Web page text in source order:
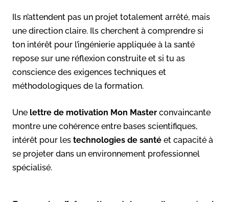
Ils n’attendent pas un projet totalement arrêté, mais
une direction claire. Ils cherchent à comprendre si
ton intérêt pour l’ingénierie appliquée à la santé
repose sur une réflexion construite et si tu as
conscience des exigences techniques et
méthodologiques de la formation.
Une lettre de motivation Mon Master convaincante
montre une cohérence entre bases scientifiques,
intérêt pour les technologies de santé et capacité à
se projeter dans un environnement professionnel
spécialisé.